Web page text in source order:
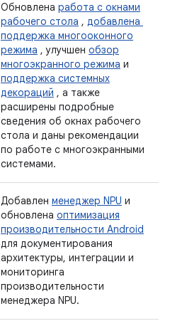
Обновлена ​​работа с окнами
рабочего стола , добавлена ​​
поддержка многооконного
режима , улучшен обзор
многоэкранного режима и
поддержка системных
декораций , а также
расширены подробные
сведения об окнах рабочего
стола и даны рекомендации
по работе с многоэкранными
системами.
Добавлен менеджер NPU и
обновлена ​​оптимизация
производительности Android
для документирования
архитектуры, интеграции и
мониторинга
производительности
менеджера NPU.